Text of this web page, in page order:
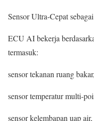
Sensor Ultra-Cepat
ECU AI bekerja
termasuk:
sensor tekanan ruang bakar,
sensor temperatur multi-
sensor kelembapan uap air,